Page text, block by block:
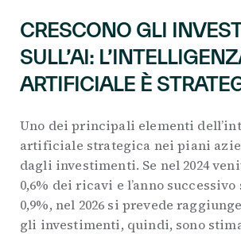
CRESCONO GLI
SULL’AI:
ARTIFICIALE È
Uno dei principali elementi
artificiale strategica nei piani
dagli investimenti. Se nel 2024
0,6% dei ricavi e l’anno
0,9%, nel 2026 si prevede
gli investimenti, quindi, sono